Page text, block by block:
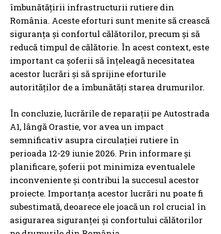
îmbunătățirii infrastructurii rutiere din
România. Aceste eforturi sunt menite să crească
siguranța și confortul călătorilor, precum și să
reducă timpul de călătorie. În acest context, este
important ca șoferii să înțeleagă necesitatea
acestor lucrări și să sprijine eforturile
autorităților de a îmbunătăți starea drumurilor.
În concluzie, lucrările de reparații pe Autostrada
A1, lângă Orastie, vor avea un impact
semnificativ asupra circulației rutiere în
perioada 12-29 iunie 2026. Prin informare și
planificare, șoferii pot minimiza eventualele
inconveniente și contribui la succesul acestor
proiecte. Importanța acestor lucrări nu poate fi
subestimată, deoarece ele joacă un rol crucial în
asigurarea siguranței și confortului călătorilor